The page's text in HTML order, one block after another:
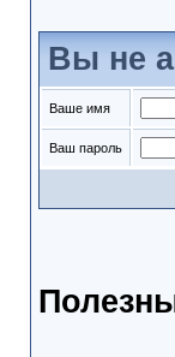
Вы не
Ваше имя
Ваш пароль